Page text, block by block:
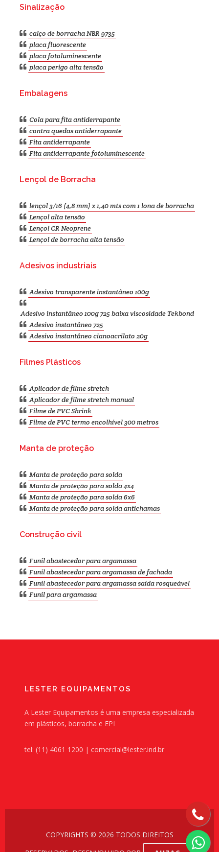
Sinalização
calço de borracha NBR 9735
placa fluorescente
placa fotoluminescente
placa perigo alta tensão
Embalagens
Cola para fita antiderrapante
contra quedas antiderrapante
Fita antiderrapante
Fita antiderrapante fotoluminescente
Lençol de Borracha
lençol 3/16 (4,8 mm) x 1,40 mts com 1 lona de borracha
Lençol alta tensão
Lençol CR Neoprene
Lençol de borracha alta tensão
Adesivos industriais
Adesivo transparente instantâneo 100g
Adesivo instantâneo 100g 725 baixa viscosidade Tekbond
Adesivo instantâneo 725
Adesivo instantâneo cianoacrilato 20g
Filmes Plásticos
Aplicador de filme stretch
Aplicador de filme stretch manual
Filme de PVC Shrink
Filme de PVC termo encolhível 300 metros
Manta de proteção
Manta de proteção para solda
Manta de proteção para solda 4x4
Manta de proteção para solda 6x6
Manta de proteção para solda antichamas
Construção civil
Funil abastecedor para argamassa
Funil abastecedor para argamassa de fachada
Funil abastecedor para argamassa saída rosqueável
Funil para argamassa
LESTER EQUIPAMENTOS
A Lester Equipamentos é uma empresa especializada
em plásticos, borracha e EPI
tel: (11) 4061 1200 | comercial@lester.ind.br
COPYRIGHTS © 2026 TODOS DIREITOS